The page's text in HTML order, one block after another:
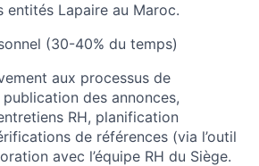
entités Lapaire au Maroc.
(30-40% du temps)
aux processus de
des annonces,
RH, planification
de références (via l’outil
avec l’équipe RH du Siège.